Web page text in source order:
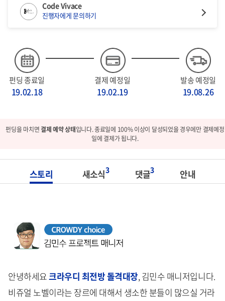
펀딩 종료일
19.02.18
결제 예정일
19.02.19
발송 예정일
19.08.26
Code Vivace
진행자에게 문의하기
펀딩을 마치면결제 예약 상태입니다. 종료일에 100% 이상이 달성되었을 경우에만 결제예정
일에 결제가 됩니다.
스토리 새소식3 댓글3 안내
안녕하세요크라우디 최전방 돌격대장, 김민수 매니저입니다.
비쥬얼 노벨이라는 장르에 대해서 생소한 분들이 많으실 거라